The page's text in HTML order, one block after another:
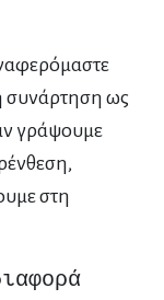
συνάρτηση ως
γράψουμε
στη